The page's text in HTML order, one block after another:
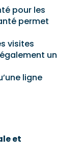
pour les
permet
visites
un
ligne
et